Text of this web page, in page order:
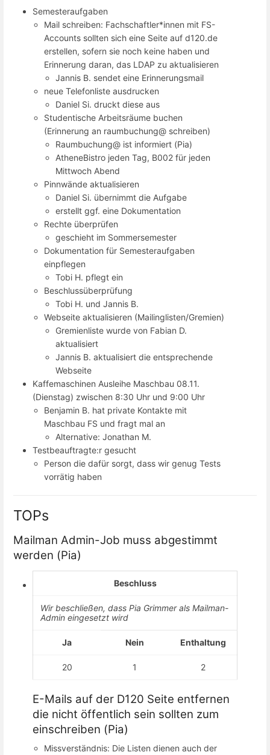
Semesteraufgaben
Mail schreiben: Fachschaftler*innen mit FS-
Accounts sollten sich eine Seite auf d120.de
erstellen, sofern sie noch keine haben und
Erinnerung daran, das LDAP zu aktualisieren
Jannis B. sendet eine Erinnerungsmail
neue Telefonliste ausdrucken
Daniel Si. druckt diese aus
Studentische Arbeitsräume buchen
(Erinnerung an raumbuchung@ schreiben)
Raumbuchung@ ist informiert (Pia)
AtheneBistro jeden Tag, B002 für jeden
Mittwoch Abend
Pinnwände aktualisieren
Daniel Si. übernimmt die Aufgabe
erstellt ggf. eine Dokumentation
Rechte überprüfen
geschieht im Sommersemester
Dokumentation für Semesteraufgaben
einpflegen
Tobi H. pflegt ein
Beschlussüberprüfung
Tobi H. und Jannis B.
Webseite aktualisieren (Mailinglisten/Gremien)
Gremienliste wurde von Fabian D.
aktualisiert
Jannis B. aktualisiert die entsprechende
Webseite
Kaffemaschinen Ausleihe Maschbau 08.11.
(Dienstag) zwischen 8:30 Uhr und 9:00 Uhr
Benjamin B. hat private Kontakte mit
Maschbau FS und fragt mal an
Alternative: Jonathan M.
Testbeauftragte:r gesucht
Person die dafür sorgt, dass wir genug Tests
vorrätig haben
TOPs
Mailman Admin-Job muss abgestimmt
werden (Pia)
Beschluss
Wir beschließen, dass Pia Grimmer als Mailman-
Admin eingesetzt wird
Ja Nein Enthaltung
20 1 2
E-Mails auf der D120 Seite entfernen
die nicht öffentlich sein sollten zum
einschreiben (Pia)
Missverständnis: Die Listen dienen auch der